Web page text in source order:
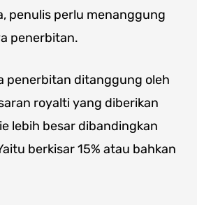
penulis perlu menanggung
penerbitan.
penerbitan ditanggung oleh
royalti yang diberikan
lebih besar dibandingkan
berkisar 15% atau bahkan